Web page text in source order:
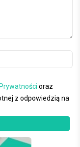
oraz
z odpowiedzią na